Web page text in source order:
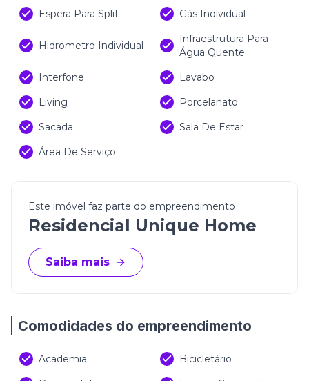
Espera Para Split
Gás Individual
Hidrometro Individual
Infraestrutura Para
Água Quente
Interfone
Lavabo
Living
Porcelanato
Sacada
Sala De Estar
Área De Serviço
Este imóvel faz parte do empreendimento
Residencial Unique Home
Saiba mais
Comodidades do empreendimento
Academia
Bicicletário